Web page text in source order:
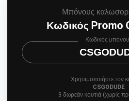
Μπόνους
Κωδικός Promo
Κωδικός
Χρησιμοποιήστε τον
CSGODUDE
3 δωρεάν κουτιά (χωρίς